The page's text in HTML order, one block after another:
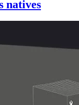
natives